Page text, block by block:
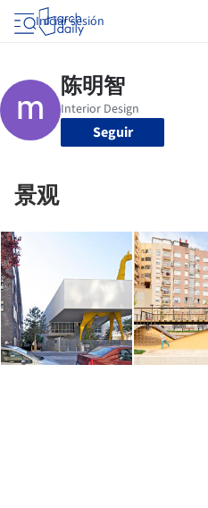
Iniciar sesión
Seguir
景观